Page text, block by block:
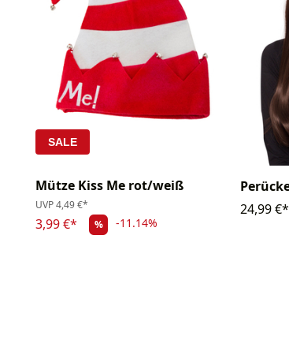
SALE
Mütze Kiss Me rot/weiß
UVP4,49 €*
3,99 €* % -11.14%
24,99 €*